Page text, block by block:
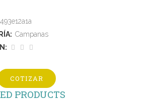
Campanas
COTIZAR
PRODUCTS